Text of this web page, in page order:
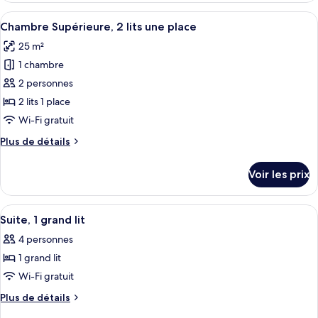
grand
lit
et
canapé-
lit
type
de
Chambre
Supérieure,
grand
lit
et
canapé-
Afficher
toutes
les
photos
pour
ce
type
chambre :
2
lits
une
place
Une chambre d’hôtel avec deux lits,
8
Chambre Supérieure, 2 lits une place
25 m²
1 chambre
2 personnes
2 lits 1 place
Wi-Fi gratuit
Plus de détails
Plus
le
type
de
Chambre
Supérieure,
lits
une
place
Voir les prix
Afficher
toutes
les
photos
pour
ce
Une chambre d’hôtel avec un
8
Suite, 1 grand lit
4 personnes
1 grand lit
Wi-Fi gratuit
Plus de détails
Plus